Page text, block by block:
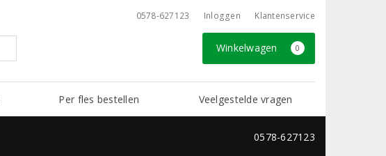
0578-627123 Inloggen Klantenservice
Winkelwagen 0
Per fles bestellen Veelgestelde vragen
0578-627123